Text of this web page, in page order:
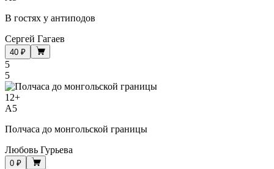
В гостях у антиподов
Сергей Гагаев
40 ₽
5
5
12+
A5
Полчаса до монгольской границы
Любовь Гурьева
0 ₽